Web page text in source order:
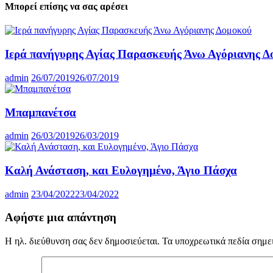
Μπορεί επίσης να σας αρέσει
Ιερά πανήγυρης Αγίας Παρασκευής Άνω Αγόριανης
admin 26/07/201926/07/2019
Μπαμπανέτσα
admin 26/03/201926/03/2019
Καλή Ανάσταση, και Ευλογημένο, Άγιο Πάσχα
admin 23/04/202223/04/2022
Αφήστε μια απάντηση
Η ηλ. διεύθυνση σας δεν δημοσιεύεται. Τα υποχρεωτικά πεδία